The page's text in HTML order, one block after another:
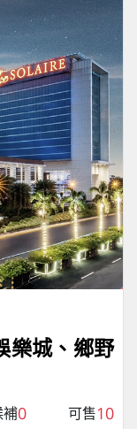
樂城、鄉野
補0 可售10